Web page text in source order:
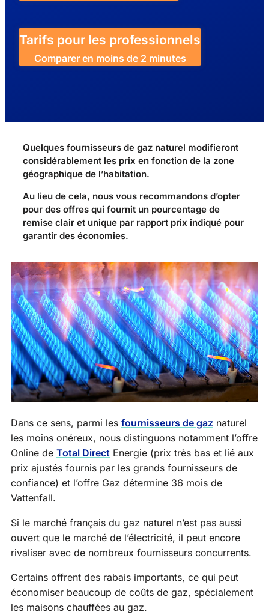
Tarifs pour les professionnels
Comparer en moins de 2 minutes
Quelques fournisseurs de gaz naturel modifieront
considérablement les prix en fonction de la zone
géographique de l’habitation.
Au lieu de cela, nous vous recommandons d’opter
pour des offres qui fournit un pourcentage de
remise clair et unique par rapport prix indiqué pour
garantir des économies.
Dans ce sens, parmi les fournisseurs de gaz naturel
les moins onéreux, nous distinguons notamment l’offre
Online de Total Direct Energie (prix très bas et lié aux
prix ajustés fournis par les grands fournisseurs de
confiance) et l’offre Gaz détermine 36 mois de
Vattenfall.
Si le marché français du gaz naturel n’est pas aussi
ouvert que le marché de l’électricité, il peut encore
rivaliser avec de nombreux fournisseurs concurrents.
Certains offrent des rabais importants, ce qui peut
économiser beaucoup de coûts de gaz, spécialement
les maisons chauffées au gaz.